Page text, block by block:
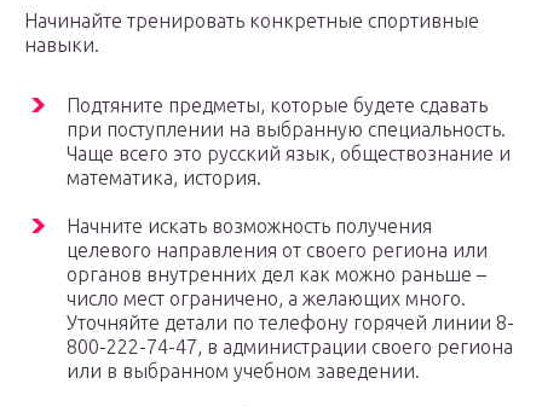
Начинайте тренировать конкретные спортивные
навыки.
Подтяните предметы, которые будете сдавать
при поступлении на выбранную специальность.
Чаще всего это русский язык, обществознание и
математика, история.
Начните искать возможность получения
целевого направления от своего региона или
органов внутренних дел как можно раньше –
число мест ограничено, а желающих много.
Уточняйте детали по телефону горячей линии 8-
800-222-74-47, в администрации своего региона
или в выбранном учебном заведении.